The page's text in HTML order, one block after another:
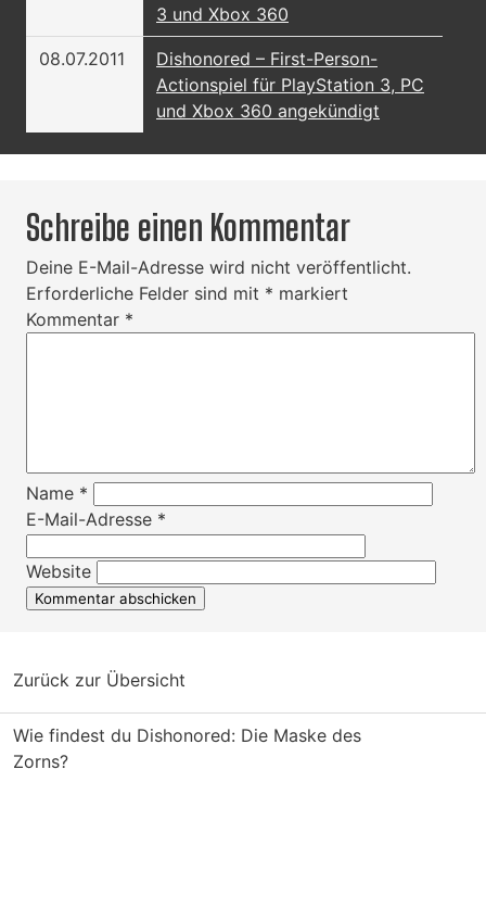
3 und Xbox 360
08.07.2011
Dishonored – First-Person-
Actionspiel für PlayStation 3, PC
und Xbox 360 angekündigt
Schreibe einen Kommentar
Deine E-Mail-Adresse wird nicht veröffentlicht.
Erforderliche Felder sind mit * markiert
Kommentar *
Name *
E-Mail-Adresse *
Website
Zurück zur Übersicht
Wie findest du Dishonored: Die Maske des
Zorns?